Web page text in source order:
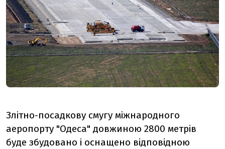
Злітно-посадкову смугу міжнародного
аеропорту "Одеса" довжиною 2800 метрів
буде збудовано і оснащено відповідною